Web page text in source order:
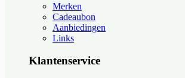
Merken
Cadeaubon
Aanbiedingen
Links
Klantenservice